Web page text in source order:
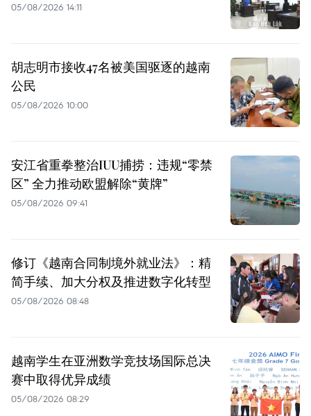
05/08/2026 14:11
胡志明市接收47名被美国驱逐的越南
公民
05/08/2026 10:00
安江省重拳整治IUU捕捞：违规“零禁
区” 全力推动欧盟解除“黄牌”
05/08/2026 09:41
修订《越南合同制境外就业法》：精
简手续、加大分权及推进数字化转型
05/08/2026 08:48
越南学生在亚洲数学竞技场国际总决
赛中取得优异成绩
05/08/2026 08:29